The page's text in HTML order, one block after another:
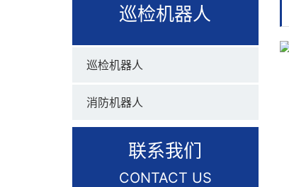
巡检机器人
巡检机器人
消防机器人
联系我们
CONTACT US